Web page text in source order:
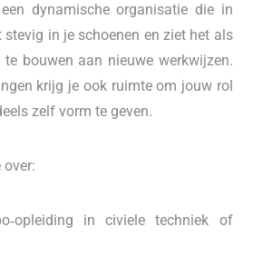
dynamische organisatie die in
in je schoenen en ziet het als
bouwen aan nieuwe werkwijzen.
krijg je ook ruimte om jouw rol
zelf vorm te geven.
in civiele techniek of